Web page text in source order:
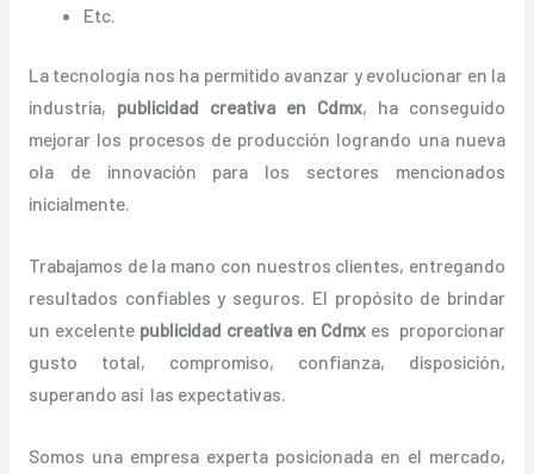
Etc.
La tecnología nos ha permitido avanzar y evolucionar en la
industria, publicidad creativaen Cdmx, ha conseguido
mejorar los procesos de producción logrando una nueva
ola de innovación para los sectores mencionados
inicialmente.
Trabajamos de la mano con nuestros clientes, entregando
resultados confiables y seguros. El propósito de brindar
un excelente publicidad creativa en Cdmx es proporcionar
gusto total, compromiso, confianza, disposición,
superando así las expectativas.
Somos una empresa experta posicionada en el mercado,